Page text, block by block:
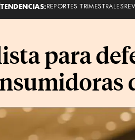
TENDENCIAS:REPORTES TRIMESTRALES
para